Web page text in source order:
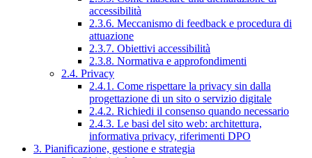
accessibilità
2.3.6. Meccanismo di feedback e procedura di
attuazione
2.3.7. Obiettivi accessibilità
2.3.8. Normativa e approfondimenti
2.4. Privacy
2.4.1. Come rispettare la privacy sin dalla
progettazione di un sito o servizio digitale
2.4.2. Richiedi il consenso quando necessario
2.4.3. Le basi del sito web: architettura,
informativa privacy, riferimenti DPO
3. Pianificazione, gestione e strategia